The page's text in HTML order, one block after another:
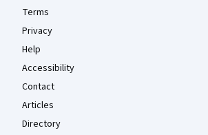
Terms
Privacy
Help
Accessibility
Contact
Articles
Directory